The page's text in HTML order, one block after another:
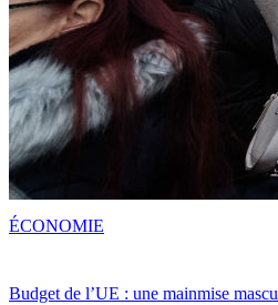
Budget de l’UE : une mainmise
ÉCONOMIE